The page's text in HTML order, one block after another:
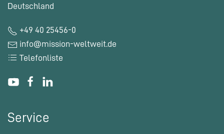
Deutschland
+49 40 25456-0
info@mission-weltweit.de
Telefonliste
Service